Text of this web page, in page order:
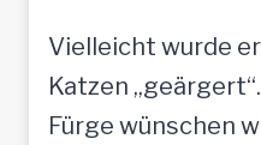
Vielleicht wurde
Katzen
Fürge wünschen